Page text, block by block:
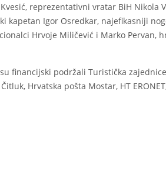
reprezentativni vratar BiH
kapetan Igor Osredkar, najefikasniji
Hrvoje Miličević i Marko Pervan,
financijski podržali Turistička
Hrvatska pošta Mostar, HT